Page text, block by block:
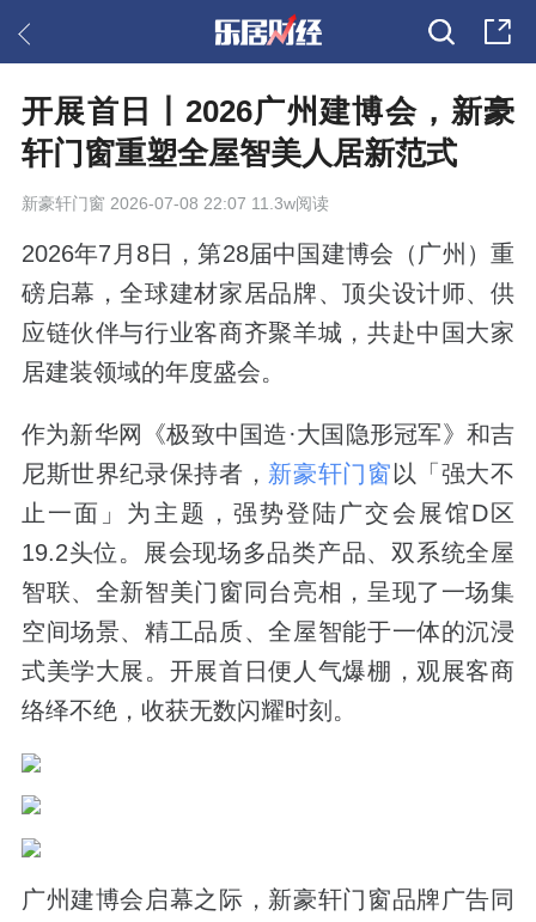
开展首日丨2026广州建博会，新豪
轩门窗重塑全屋智美人居新范式
新豪轩门窗 2026-07-08 22:07 11.3w阅读
2026年7月8日，第28届中国建博会（广州）重
磅启幕，全球建材家居品牌、顶尖设计师、供
应链伙伴与行业客商齐聚羊城，共赴中国大家
居建装领域的年度盛会。
作为新华网《极致中国造·大国隐形冠军》和吉
尼斯世界纪录保持者， 新豪轩门窗 以「强大不
止一面」为主题，强势登陆广交会展馆D区
19.2头位。展会现场多品类产品、双系统全屋
智联、全新智美门窗同台亮相，呈现了一场集
空间场景、精工品质、全屋智能于一体的沉浸
式美学大展。开展首日便人气爆棚，观展客商
络绎不绝，收获无数闪耀时刻。
广州建博会启幕之际，新豪轩门窗品牌广告同